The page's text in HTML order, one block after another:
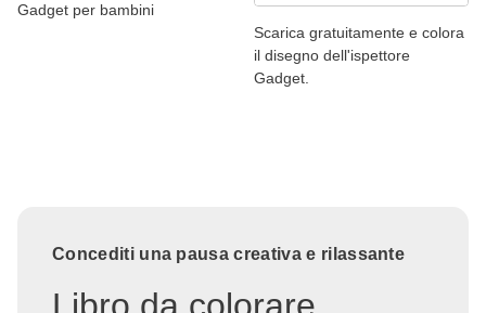
Gadget per bambini
Scarica gratuitamente e colora
il disegno dell'ispettore
Gadget.
Concediti una pausa creativa e rilassante
Libro da colorare